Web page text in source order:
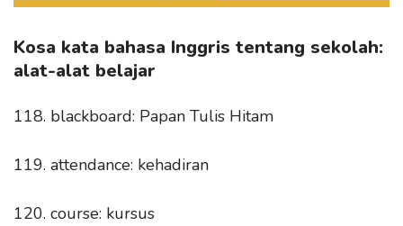
Kosa kata bahasa Inggris tentang sekolah:
alat-alat belajar
118. blackboard: Papan Tulis Hitam
119. attendance: kehadiran
120. course: kursus